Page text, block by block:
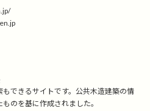
できるサイトです。公共木造建築の情
のを基に作成されました。